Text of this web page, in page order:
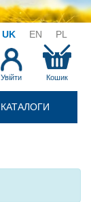
UK EN PL
Увійти Кошик
КАТАЛОГИ